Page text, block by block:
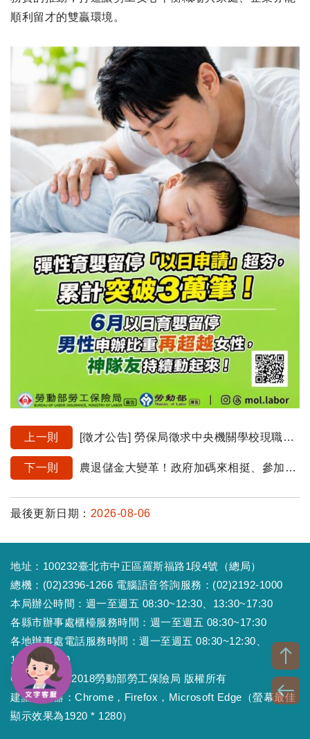
順利留才的雙贏環境。
上一則 [徵才公告] 勞保局徵求中央機關學校現職之超額工友3名及技工2名(應徵截止日115/9/15)
下一則 農退儲金大變革！政府加碼來相挺、參加勞國保的實際從農者也能提繳
最後更新日期： 2026-08-06
地址：100232臺北市中正區羅斯福路1段4號（總局）
總機：(02)2396-1266 電腦語音答詢服務：(02)2192-1000
本局辦公時間：週一至週五 08:30~12:30、13:30~17:30
各縣市辦事處櫃檯服務時間：週一至週五 08:30~17:30
各地辦事處電話服務時間：週一至週五 08:30~12:30、
13:30~17:30
Copyright © 2018勞動部勞工保險局 版權所有
建議瀏覽器：Chrome，Firefox，Microsoft Edge（螢幕最佳
顯示效果為1920 * 1280）